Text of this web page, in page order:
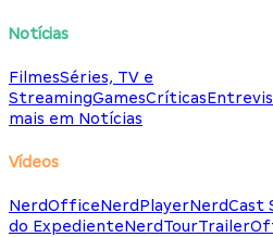
Notícias
FilmesSéries, TV e
StreamingGamesCríticas
mais em Notícias
Vídeos
NerdOfficeNerdPlayerNerdCast
do ExpedienteNerdTour